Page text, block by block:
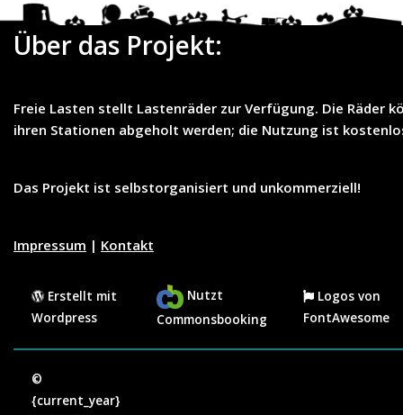
Über das Projekt:
Freie Lasten stellt Lastenräder zur Verfügung. Die Räder
ihren Stationen abgeholt werden; die Nutzung ist
Das Projekt ist selbstorganisiert und unkommerziell!
Impressum | Kontakt
Erstellt mit
Wordpress
Nutzt
Commonsbooking
Logos von
FontAwesome
©
{current_year}